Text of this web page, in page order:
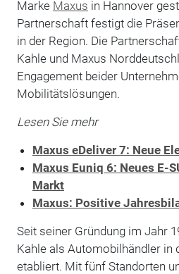
Marke Maxus in Hannover
Partnerschaft festigt die
in der Region. Die
Kahle und Maxus
Engagement beider
Mobilitätslösungen.
Lesen Sie mehr
Maxus eDeliver 7: Neue
Maxus Euniq 6: Neues E-
Markt
Maxus: Positive
Seit seiner Gründung im Jahr
Kahle als Automobilhändler in
etabliert. Mit fünf Standorten